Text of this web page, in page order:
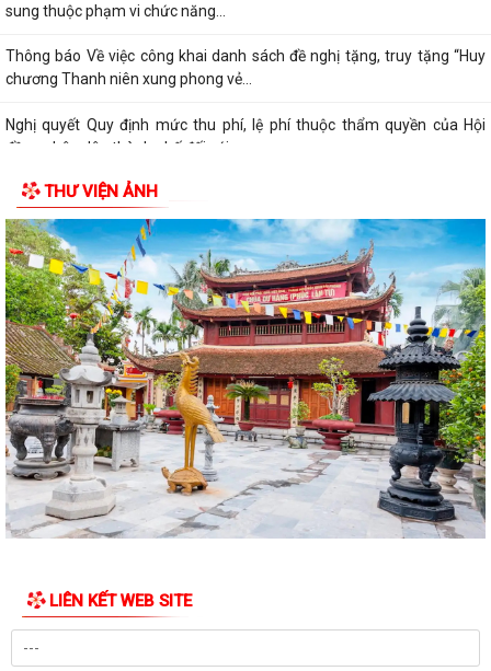
sung thuộc phạm vi chức năng...
Thông báo Về việc công khai danh sách đề nghị tặng, truy tặng “Huy
chương Thanh niên xung phong vẻ...
Nghị quyết Quy định mức thu phí, lệ phí thuộc thẩm quyền của Hội
đồng nhân dân thành phố đối với...
THƯ VIỆN ẢNH
LIÊN KẾT WEB SITE